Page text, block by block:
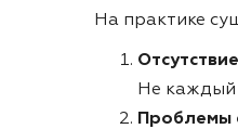
На практике
Не каждый
Проблемы